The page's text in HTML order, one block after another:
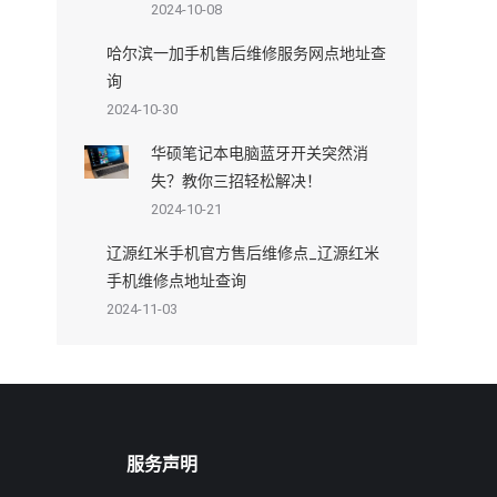
2024-10-08
哈尔滨一加手机售后维修服务网点地址查
询
2024-10-30
华硕笔记本电脑蓝牙开关突然消
失？教你三招轻松解决！
2024-10-21
辽源红米手机官方售后维修点_辽源红米
手机维修点地址查询
2024-11-03
服务声明